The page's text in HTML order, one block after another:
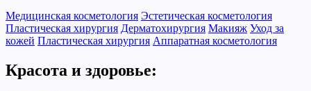
Медицинская косметология Эстетическая косметология
Пластическая хирургия Дерматохирургия Макияж Уход за
кожей Пластическая хирургия Аппаратная косметология
Красота и здоровье: